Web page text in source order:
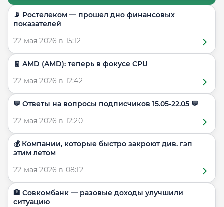
📡 Ростелеком — прошел дно финансовых
показателей
22 мая 2026 в 15:12
🧾 AMD (AMD): теперь в фокусе CPU
22 мая 2026 в 12:42
​​💬 Ответы на вопросы подписчиков 15.05-22.05 💬
22 мая 2026 в 12:20
💰 Компании, которые быстро закроют див. гэп
этим летом
22 мая 2026 в 08:12
🏦 Совкомбанк — разовые доходы улучшили
ситуацию